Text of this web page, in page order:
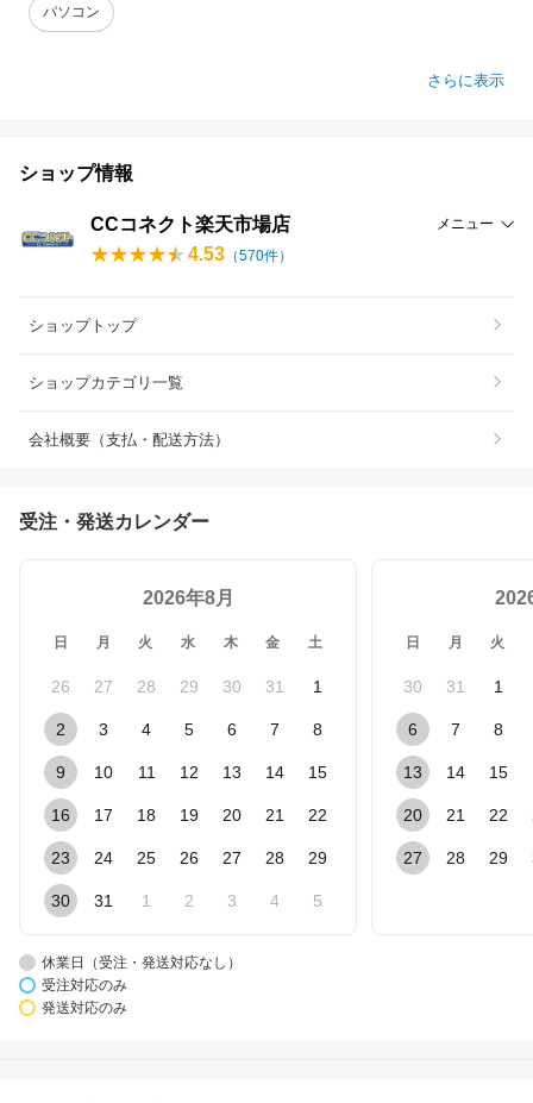
パソコン
さらに表示
ショップ情報
CCコネクト楽天市場店 メニュー
4.53 （570件）
ショップトップ
ショップカテゴリ一覧
会社概要（支払・配送方法）
受注・発送カレンダー
2026年8月
日 月 火 水 木 金 土
26 27 28 29 30 31 1
2 3 4 5 6 7 8
9 10 11 12 13 14 15
16 17 18 19 20 21 22
23 24 25 26 27 28 29
30 31 1 2 3 4 5
日 月 火
30 31 1
6 7 8
13 14 15
20 21 22
27 28 29
休業日（受注・発送対応なし）
受注対応のみ
発送対応のみ